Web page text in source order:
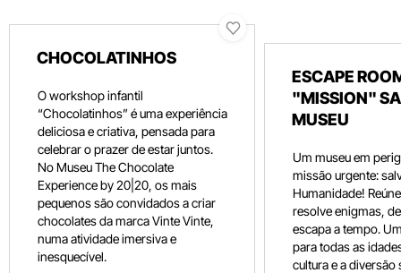
CHOCOLATINHOS
O workshop infantil
“Chocolatinhos” é uma experiência
deliciosa e criativa, pensada para
celebrar o prazer de estar juntos.
No Museu The Chocolate
Experience by 20|20, os mais
pequenos são convidados a criar
chocolates da marca Vinte Vinte,
numa atividade imersiva e
inesquecível.
ESCAPE
"MISSION"
MUSEU
Um museu em
missão urgente:
Humanidade!
resolve enigmas,
escapa a tempo.
para todas as
cultura e a diversão